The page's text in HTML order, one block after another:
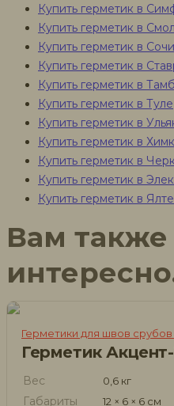
Купить герметик в
Купить герметик в
Купить герметик в Сочи
Купить герметик в
Купить герметик в
Купить герметик в Туле
Купить герметик в
Купить герметик в
Купить герметик в
Купить герметик в
Купить герметик в Ялте
Вам также
Герметики для швов
Герметик
Вес 0,6 кг
Габариты 12 × 6 × 6 см